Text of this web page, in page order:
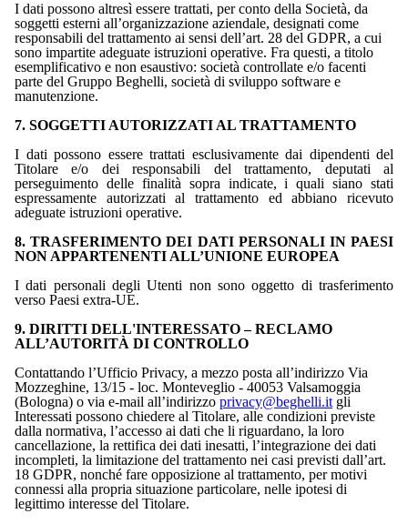
I dati possono altresì essere trattati, per conto della Società, da
soggetti esterni all’organizzazione aziendale, designati come
responsabili del trattamento ai sensi dell’art. 28 del GDPR, a cui
sono impartite adeguate istruzioni operative. Fra questi, a titolo
esemplificativo e non esaustivo: società controllate e/o facenti
parte del Gruppo Beghelli, società di sviluppo software e
manutenzione.
7. SOGGETTI AUTORIZZATI AL TRATTAMENTO
I dati possono essere trattati esclusivamente dai dipendenti del
Titolare e/o dei responsabili del trattamento, deputati al
perseguimento delle finalità sopra indicate, i quali siano stati
espressamente autorizzati al trattamento ed abbiano ricevuto
adeguate istruzioni operative.
8. TRASFERIMENTO DEI DATI PERSONALI IN PAESI
NON APPARTENENTI ALL’UNIONE EUROPEA
I dati personali degli Utenti non sono oggetto di trasferimento
verso Paesi extra-UE.
9. DIRITTI DELL'INTERESSATO – RECLAMO
ALL’AUTORITÀ DI CONTROLLO
Contattando l’Ufficio Privacy, a mezzo posta all’indirizzo Via
Mozzeghine, 13/15 - loc. Monteveglio - 40053 Valsamoggia
(Bologna) o via e-mail all’indirizzo privacy@beghelli.itgli
Interessati possono chiedere al Titolare, alle condizioni previste
dalla normativa, l’accesso ai dati che li riguardano, la loro
cancellazione, la rettifica dei dati inesatti, l’integrazione dei dati
incompleti, la limitazione del trattamento nei casi previsti dall’art.
18 GDPR, nonché fare opposizione al trattamento, per motivi
connessi alla propria situazione particolare, nelle ipotesi di
legittimo interesse del Titolare.